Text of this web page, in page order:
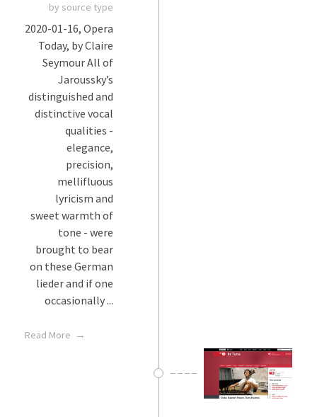
by source type
2020-01-16, Opera
Today, by Claire
Seymour All of
Jaroussky’s
distinguished and
distinctive vocal
qualities -
elegance,
precision,
mellifluous
lyricism and
sweet warmth of
tone - were
brought to bear
on these German
lieder and if one
occasionally ...
Read More